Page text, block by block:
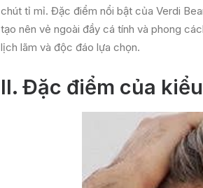
chút tỉ mỉ. Đặc điểm nổi bật của Verdi
tạo nên vẻ ngoài đầy cá tính và phong
lịch lãm và độc đáo lựa chọn.
II. Đặc điểm của